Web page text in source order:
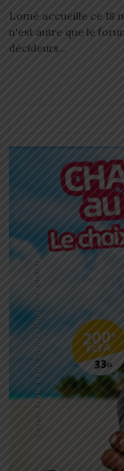
Lomé accueille ce 18
n'est autre que le
décideurs...